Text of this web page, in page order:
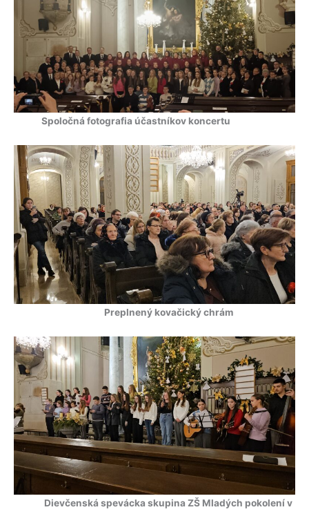
Spoločná fotografia účastníkov koncertu
Preplnený kovačický chrám
Dievčenská spevácka skupina ZŠ Mladých pokolení v